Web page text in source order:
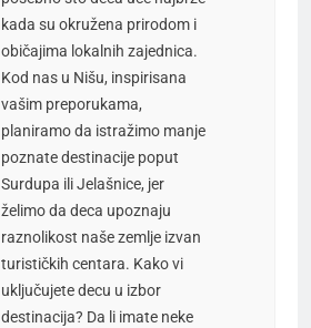
kada su okružena prirodom i
običajima lokalnih zajednica.
Kod nas u Nišu, inspirisana
vašim preporukama,
planiramo da istražimo manje
poznate destinacije poput
Surdupa ili Jelašnice, jer
želimo da deca upoznaju
raznolikost naše zemlje izvan
turističkih centara. Kako vi
uključujete decu u izbor
destinacija? Da li imate neke